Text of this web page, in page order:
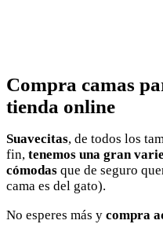
Compra camas
tienda online
Suavecitas, de todos los
fin, tenemos una gran
cómodas que de seguro
cama es del gato).
No esperes más y compra